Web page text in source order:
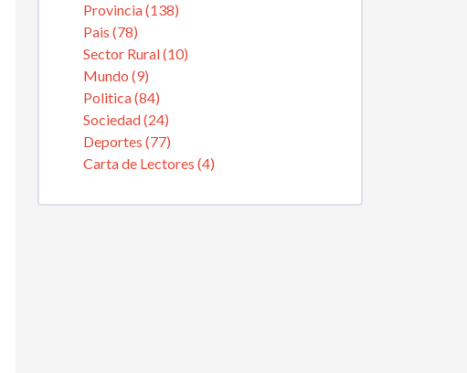
Provincia (138)
Pais (78)
Sector Rural (10)
Mundo (9)
Politica (84)
Sociedad (24)
Deportes (77)
Carta de Lectores (4)